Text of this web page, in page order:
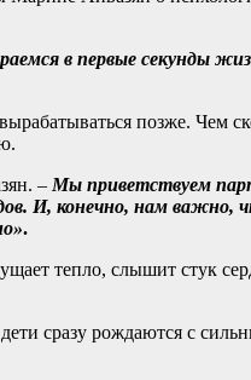
в первые секунды
позже. Чем
– Мы приветствуем
И, конечно, нам
.
тепло, слышит стук
сразу рождаются с